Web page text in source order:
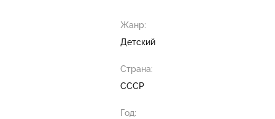
Жанр:
Детский
Страна:
СССР
Год: